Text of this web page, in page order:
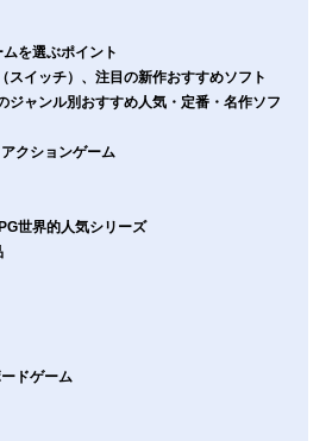
を選ぶポイント
スイッチ）、注目の新作おすすめソフト
ジャンル別おすすめ人気・定番・名作ソフ
クションゲーム
世界的人気シリーズ
ドゲーム